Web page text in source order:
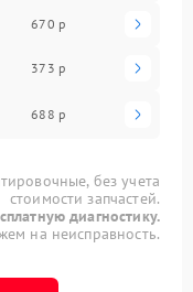
670 р
373 р
688 р
без учета
стоимости запчастей.
диагностику.
на неисправность.